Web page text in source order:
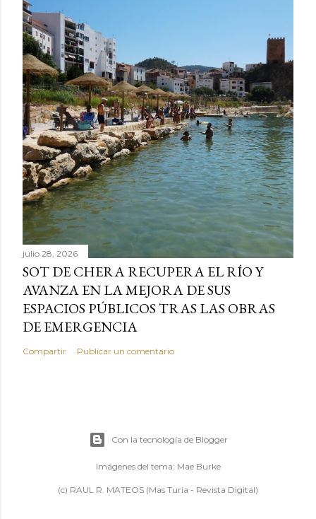
julio 28, 2026
SOT DE CHERA RECUPERA EL RÍO Y
AVANZA EN LA MEJORA DE SUS
ESPACIOS PÚBLICOS TRAS LAS OBRAS
DE EMERGENCIA
Compartir Publicar un comentario
Con la tecnología de Blogger
Imágenes del tema: Mae Burke
(c) RAUL R. MATEOS (Mas Turia - Revista Digital)